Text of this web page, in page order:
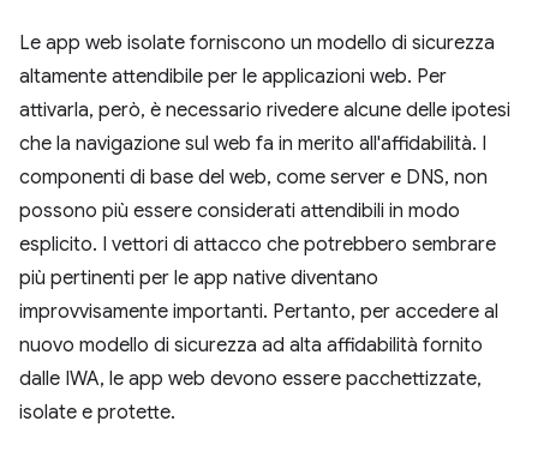
Le app web isolate forniscono un modello di sicurezza
altamente attendibile per le applicazioni web. Per
attivarla, però, è necessario rivedere alcune delle ipotesi
che la navigazione sul web fa in merito all'affidabilità. I
componenti di base del web, come server e DNS, non
possono più essere considerati attendibili in modo
esplicito. I vettori di attacco che potrebbero sembrare
più pertinenti per le app native diventano
improvvisamente importanti. Pertanto, per accedere al
nuovo modello di sicurezza ad alta affidabilità fornito
dalle IWA, le app web devono essere pacchettizzate,
isolate e protette.